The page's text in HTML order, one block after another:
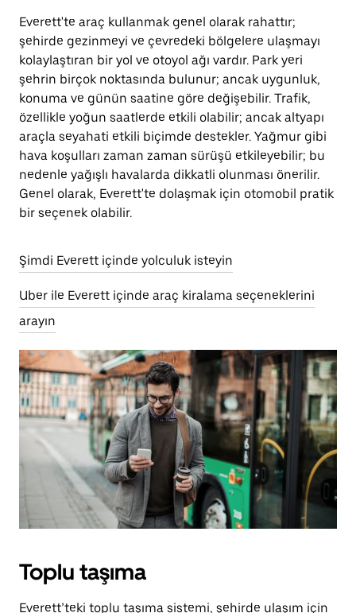
Everett'te araç kullanmak genel olarak rahattır;
şehirde gezinmeyi ve çevredeki bölgelere ulaşmayı
kolaylaştıran bir yol ve otoyol ağı vardır. Park yeri
şehrin birçok noktasında bulunur; ancak uygunluk,
konuma ve günün saatine göre değişebilir. Trafik,
özellikle yoğun saatlerde etkili olabilir; ancak altyapı
araçla seyahati etkili biçimde destekler. Yağmur gibi
hava koşulları zaman zaman sürüşü etkileyebilir; bu
nedenle yağışlı havalarda dikkatli olunması önerilir.
Genel olarak, Everett'te dolaşmak için otomobil pratik
bir seçenek olabilir.
Şimdi Everett içinde yolculuk isteyin
Uber ile Everett içinde araç kiralama seçeneklerini
arayın
Toplu taşıma
Everett’teki toplu taşıma sistemi, şehirde ulaşım için